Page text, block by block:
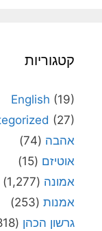
קטגוריות
English (19)
(27)
אהבה (74)
אוטיזם (15)
אמונה (1,277)
אמנות (253)
גרשון הכהן (818)